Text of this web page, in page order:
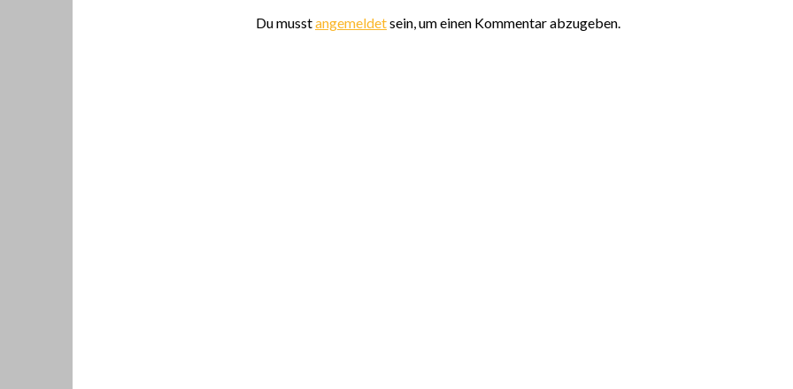
Du musstangemeldetsein, um einen Kommentar abzugeben.